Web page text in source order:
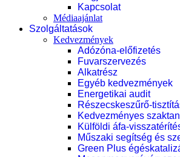
Kapcsolat
Médiaajánlat
Szolgáltatások
Kedvezmények
Adózóna-előfizetés
Fuvarszervezés
Alkatrész
Egyéb kedvezmények
Energetikai audit
Részecskeszűrő-
Kedvezményes
Külföldi áfa-
Műszaki segítség és
Green Plus